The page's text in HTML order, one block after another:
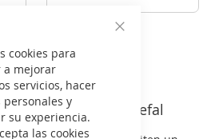
cookies para
a mejorar
servicios, hacer
personales y
su experiencia.
las cookies
VER DETALLE
planchas de ropa >
planchas de ropa Tefal